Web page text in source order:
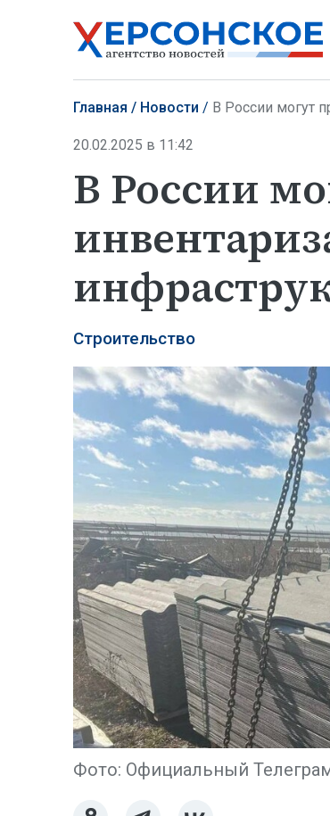
Главная Новости В России могут
20.02.2025 в 11:42
В России
Строительство
Фото: Официальный